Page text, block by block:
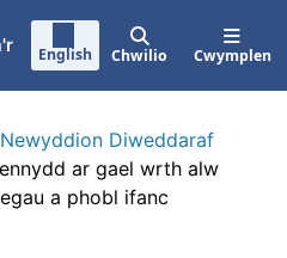
English Chwilio Cwymplen
Diweddaraf
ar gael wrth alw
a phobl ifanc